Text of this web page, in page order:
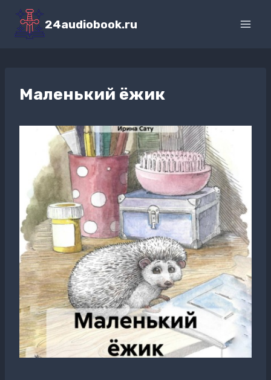
Перейти
содержимому
24audiobook.ru
Маленький ёжик